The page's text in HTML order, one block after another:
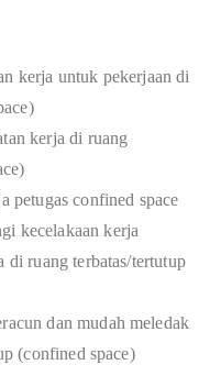
kerja untuk pekerjaan di
kerja di ruang
petugas confined space
kecelakaan kerja
di ruang terbatas/tertutup
dan mudah meledak
(confined space)